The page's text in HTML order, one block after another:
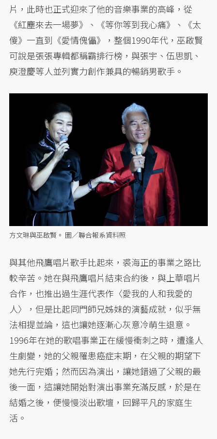
片，此時也正式迎來了他的音樂事業的高峰，從
《紅塵來去一場夢》、《等你等到我心痛》、《太
傻》一直到《愛情傀儡》，整個1990年代，巫啟賢
可說是張張專輯都稱霸排行榜，與張宇、伍思凱、
庾澄慶等人並列實力創作兼具的暢銷男歌手。
方文琳與巫啟賢。 圖／聯合報系資料照
與其他飛鷹唱片歌手比起來，裘海正的事業之路比
較辛苦。她在與飛鷹唱片結束合約後，與上華唱片
合作，也推出過生涯代表作〈愛我的人和我愛的
人〉，但是比起同門師兄姊妹的演藝成就，似乎無
法相提並論，這也讓她逐漸心灰意冷萌生退意。
1996年在她的歌唱事業正在緩慢衝刺之時，遭逢人
生劇變，她的父親罹患癌症末期，在父親的期望下
她先行完婚；然而因為演出，讓她錯過了父親的最
後一面，這讓她開始對演出事業充滿反感，於是在
結婚之後，便慢慢淡出歌壇，回歸平凡的家庭生
活。